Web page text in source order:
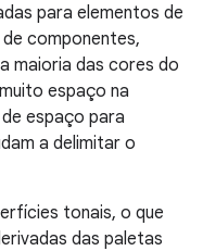
para elementos de
componentes,
maioria das cores do
espaço na
espaço para
a delimitar o
tonais, o que
das paletas